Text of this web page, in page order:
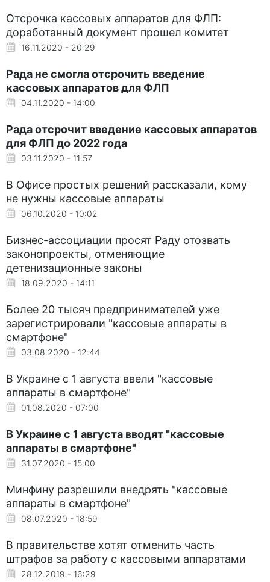
Отсрочка кассовых аппаратов для ФЛП:
доработанный документ прошел комитет
16.11.2020 - 20:29
Рада не смогла отсрочить введение
кассовых аппаратов для ФЛП
04.11.2020 - 14:00
Рада отсрочит введение кассовых аппаратов
для ФЛП до 2022 года
03.11.2020 - 11:57
В Офисе простых решений рассказали, кому
не нужны кассовые аппараты
06.10.2020 - 10:02
Бизнес-ассоциации просят Раду отозвать
законопроекты, отменяющие
детенизационные законы
18.09.2020 - 14:11
Более 20 тысяч предпринимателей уже
зарегистрировали "кассовые аппараты в
смартфоне"
03.08.2020 - 12:44
В Украине с 1 августа ввели "кассовые
аппараты в смартфоне"
01.08.2020 - 07:00
В Украине с 1 августа вводят "кассовые
аппараты в смартфоне"
31.07.2020 - 15:00
Минфину разрешили внедрять "кассовые
аппараты в смартфоне"
08.07.2020 - 18:59
В правительстве хотят отменить часть
штрафов за работу с кассовыми аппаратами
28.12.2019 - 16:29